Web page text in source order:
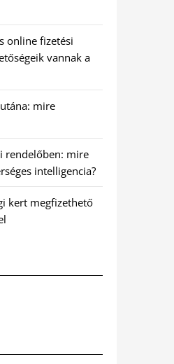
online fizetési
vannak a
mire
rendelőben: mire
intelligencia?
kert megfizethető